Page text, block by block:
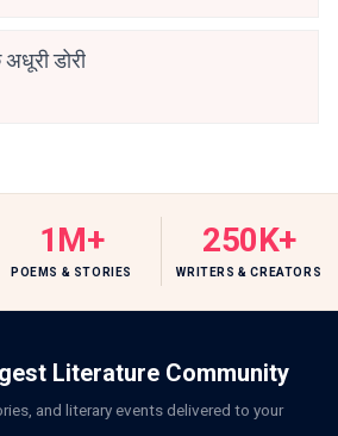
डोरी
1M+
POEMS & STORIES
250K+
WRITERS & CREATORS
Literature Community
and literary events delivered to your